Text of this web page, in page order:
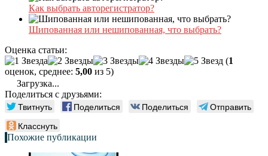
Как выбрать авторегистратор?
Шипованная или нешипованная, что выбрать?
Оценка статьи:
(1
оценок, среднее: 5,00 из 5)
Загрузка...
Поделиться с друзьями:
Твитнуть Поделиться Поделиться
Отправить
Класснуть
Похожие публикации